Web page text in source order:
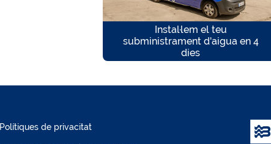
Instal·lem el teu
subministrament d'aigua en 4
dies
Polítiques de privacitat